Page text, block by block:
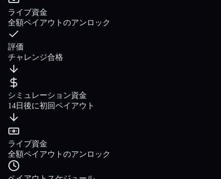
ライブ資金
全額ペイアウトのアンロック
評価
チャレンジ合格
シミュレーション資金
14日後に初回ペイアウト
ライブ資金
全額ペイアウトのアンロック